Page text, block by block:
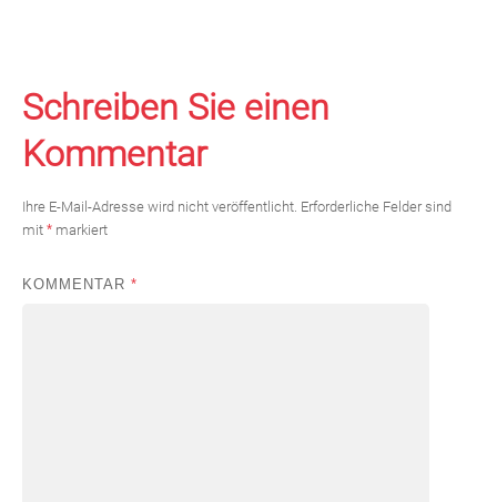
Schreiben Sie einen
Kommentar
Ihre E-Mail-Adresse wird nicht veröffentlicht. Erforderliche Felder sind
mit * markiert
KOMMENTAR *